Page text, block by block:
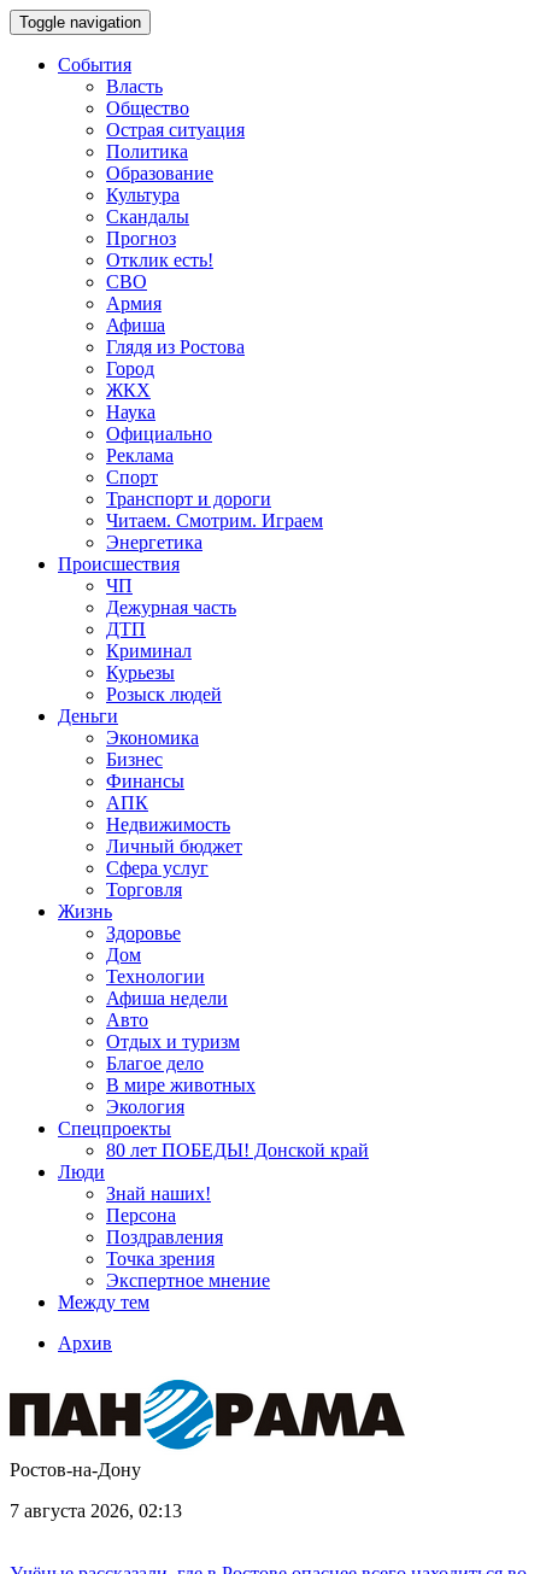
Toggle navigation
События
Власть
Общество
Острая ситуация
Политика
Образование
Культура
Скандалы
Прогноз
Отклик есть!
СВО
Армия
Афиша
Глядя из Ростова
Город
ЖКХ
Наука
Официально
Реклама
Спорт
Транспорт и дороги
Читаем. Смотрим. Играем
Энергетика
Происшествия
ЧП
Дежурная часть
ДТП
Криминал
Курьезы
Розыск людей
Деньги
Экономика
Бизнес
Финансы
АПК
Недвижимость
Личный бюджет
Сфера услуг
Торговля
Жизнь
Здоровье
Дом
Технологии
Афиша недели
Авто
Отдых и туризм
Благое дело
В мире животных
Экология
Спецпроекты
80 лет ПОБЕДЫ! Донской край
Люди
Знай наших!
Персона
Поздравления
Точка зрения
Экспертное мнение
Между тем
Архив
Ростов-на-Дону
7 августа 2026, 02:13